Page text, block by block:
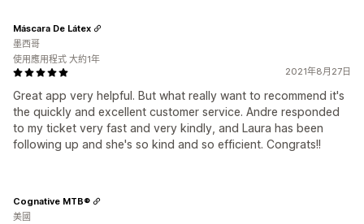
2021年8月27日
Great app very helpful. But what really want to recommend it's
the quickly and excellent customer service. Andre responded
to my ticket very fast and very kindly, and Laura has been
following up and she's so kind and so efficient. Congrats!!
Máscara De Látex
墨西哥
使用應用程式 大約1年
Cognative MTB®
美國